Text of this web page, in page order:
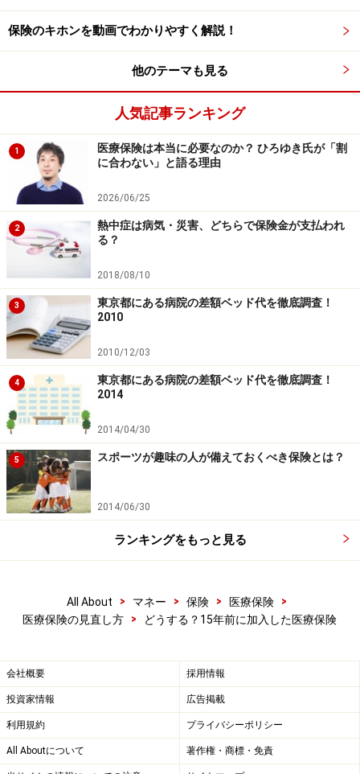
掲載情報の正確性・完全性については十分に配慮しております
が、その内容を保証するものではなく、これに基づく損失・損害
などについて当社は一切の責任を負いません。
最新の情報や詳細については、必ず各金融機関やサービス提供者
の公式情報をご確認ください。
1/3 次のページへ
保険のキホンを動画でわかりやすく解説！
他のテーマも見る
人気記事ランキング
1
医療保険は本当に必要なのか？ ひろゆき氏が「割
に合わない」と語る理由
2026/06/25
2
熱中症は病気・災害、どちらで保険金が支払われ
る？
2018/08/10
3
東京都にある病院の差額ベッド代を徹底調査！
2010
2010/12/03
4
東京都にある病院の差額ベッド代を徹底調査！
2014
2014/04/30
5 スポーツが趣味の人が備えておくべき保険とは？
2014/06/30
ランキングをもっと見る
All About > マネー > 保険 > 医療保険
>
医療保険の見直し方
> どうする？15年前に加入した医療保険
会社概要 採用情報
投資家情報 広告掲載
利用規約 プライバシーポリシー
All Aboutについて 著作権・商標・免責